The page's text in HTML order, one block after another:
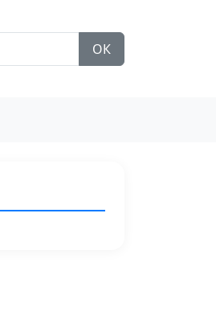
ОК